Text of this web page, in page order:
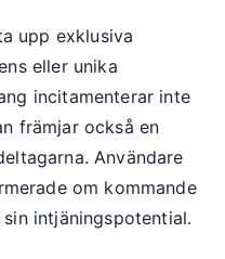
upp exklusiva
eller unika
incitamenterar inte
främjar också en
Användare
om kommande
intjäningspotential.